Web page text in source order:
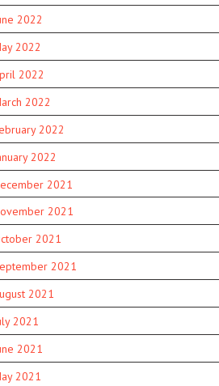
2022
2022
2022
2022
2022
2022
2021
2021
2021
2021
2021
2021
2021
2021